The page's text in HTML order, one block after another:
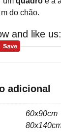
do chão.
and like us:
adicional
60x90cm